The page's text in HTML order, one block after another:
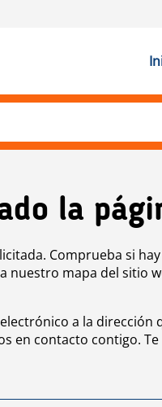
la
Comprueba si hay
nuestro mapa del sitio
a la dirección
en contacto contigo. Te